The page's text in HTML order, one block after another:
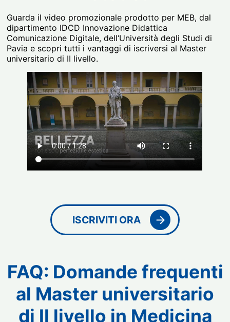
Guarda il video promozionale prodotto per MEB, dal
dipartimento IDCD Innovazione Didattica
Comunicazione Digitale, dell‘Università degli Studi di
Pavia e scopri tutti i vantaggi di iscriversi al Master
universitario di II livello.
ISCRIVITI ORA
FAQ: Domande frequenti
al Master universitario
di II livello in Medicina